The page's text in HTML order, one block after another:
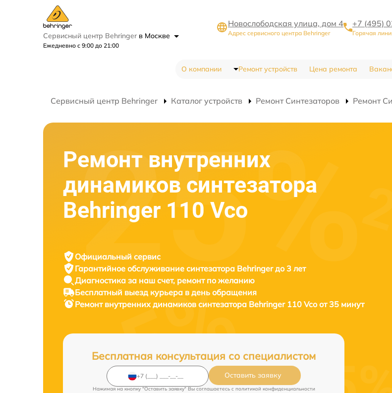
Сервисный центр Behringer в Москве
Ежедневно с 9:00 до 21:00
Новослободская улица, дом 4
Адрес сервисного центра Behringer
+7 (495)
Горячая
О компании Ремонт устройств Цена ремонта
Сервисный центр Behringer Каталог устройств Ремонт Синтезаторов Ремонт
Ремонт внутренних
динамиков синтезатора
Behringer 110 Vco
Официальный сервис
Гарантийное обслуживание синтезатора Behringer до 3 лет
Диагностика за наш счет, ремонт по желанию
Бесплатный выезд курьера в день обращения
Ремонт внутренних динамиков синтезатора Behringer 110 Vco от 35 минут
Бесплатная консультация со специалистом
Оставить заявку
Нажимая на кнопку "Оставить заявку" Вы соглашаетесь c политикой конфиденциальности